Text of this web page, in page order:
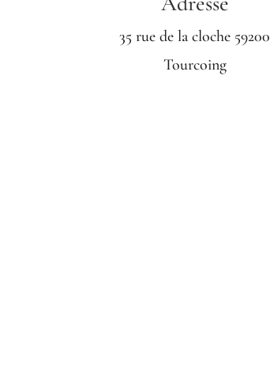
35 rue de la cloche 59200
Tourcoing